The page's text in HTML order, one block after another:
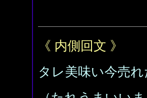
《 内側回文 》
タレ美味い今売れ